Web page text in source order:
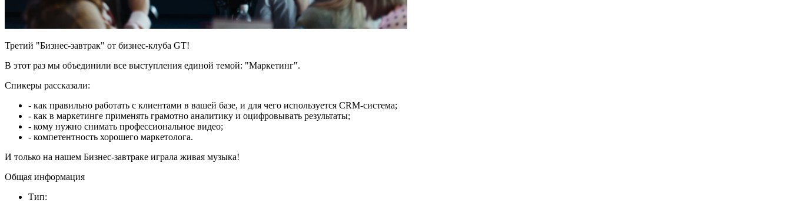
Третий "Бизнес-завтрак" от бизнес-клуба GT!
В этот раз мы объединили все выступления единой темой: "Маркетинг".
Спикеры рассказали:
- как правильно работать с клиентами в вашей базе, и для чего используется CRM-система;
- как в маркетинге применять грамотно аналитику и оцифровывать результаты;
- кому нужно снимать профессиональное видео;
- компетентность хорошего маркетолога.
И только на нашем Бизнес-завтраке играла живая музыка!
Общая информация
Тип: